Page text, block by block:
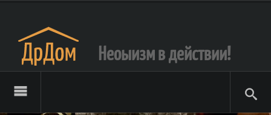
Неоыизм в действии!